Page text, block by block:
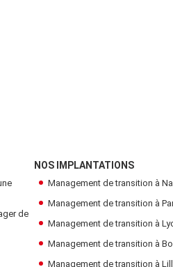
de
NOS IMPLANTATIONS
Management de transition à
Management de transition à
Management de transition à
Management de transition à
Management de transition à